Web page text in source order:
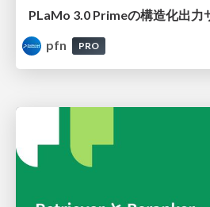
PLaMo 3.0 Primeの構造化出力
pfn
PRO